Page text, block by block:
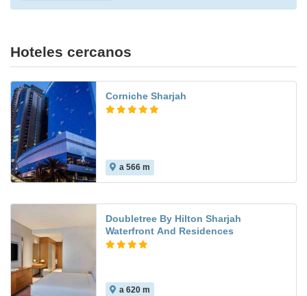
Hoteles cercanos
Corniche Sharjah
a 566 m
Doubletree By Hilton Sharjah
Waterfront And Residences
a 620 m